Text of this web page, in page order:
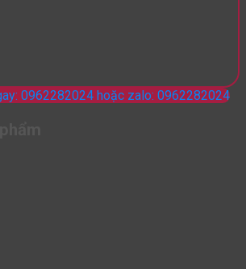
0962282024 hoặc zalo: 0962282024